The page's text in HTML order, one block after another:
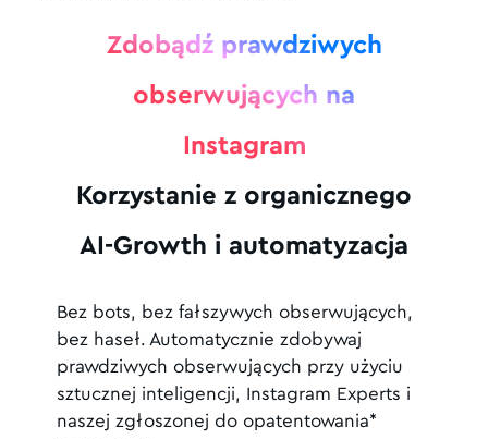
Zdobądź prawdziwych
obserwujących na
Instagram
Korzystanie z organicznego
AI-Growth i automatyzacja
Bez bots, bez fałszywych obserwujących,
bez haseł. Automatycznie zdobywaj
prawdziwych obserwujących przy użyciu
sztucznej inteligencji, Instagram Experts i
naszej zgłoszonej do opatentowania*